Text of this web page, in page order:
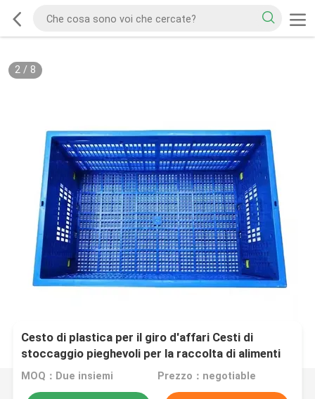
2/ 8
Cesto di plastica per il giro d'affari Cesti di
stoccaggio pieghevoli per la raccolta di alimenti
freschi e frutta
MOQ：Due insiemi Prezzo：negotiable